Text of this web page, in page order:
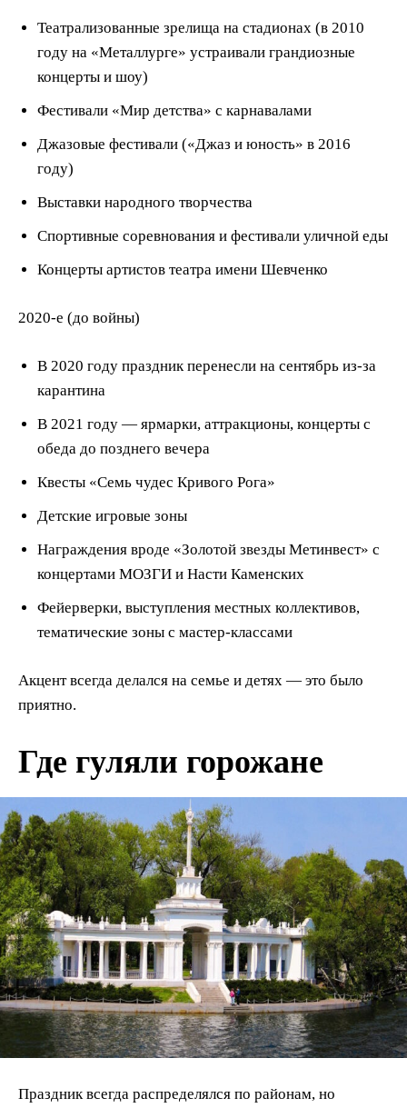
Театрализованные зрелища на стадионах (в 2010
году на «Металлурге» устраивали грандиозные
концерты и шоу)
Фестивали «Мир детства» с карнавалами
Джазовые фестивали («Джаз и юность» в 2016
году)
Выставки народного творчества
Спортивные соревнования и фестивали уличной еды
Концерты артистов театра имени Шевченко
2020-е (до войны)
В 2020 году праздник перенесли на сентябрь из-за
карантина
В 2021 году — ярмарки, аттракционы, концерты с
обеда до позднего вечера
Квесты «Семь чудес Кривого Рога»
Детские игровые зоны
Награждения вроде «Золотой звезды Метинвест» с
концертами МОЗГИ и Насти Каменских
Фейерверки, выступления местных коллективов,
тематические зоны с мастер-классами
Акцент всегда делался на семье и детях — это было
приятно.
Где гуляли горожане
Праздник всегда распределялся по районам, но